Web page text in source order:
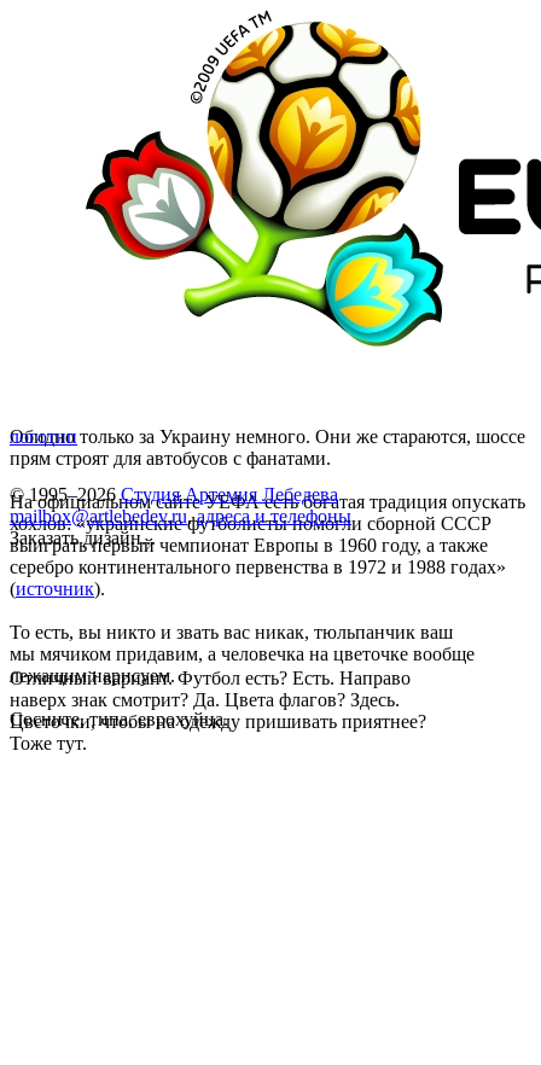
Обидно только за Украину немного. Они же стараются, шоссе
прям строят для автобусов с фанатами.
На официальном сайте УЕФА есть богатая традиция опускать
хохлов: «украинские футболисты помогли сборной СССР
выиграть первый чемпионат Европы в 1960 году, а также
серебро континентального первенства в 1972 и 1988 годах»
(источник).
То есть, вы никто и звать вас никак, тюльпанчик ваш
мы мячиком придавим, а человечка на цветочке вообще
лежащим нарисуем.
Сосните, типа, еврохуйца.
Отличный вариант. Футбол есть? Есть. Направо
наверх знак смотрит? Да. Цвета флагов? Здесь.
Цветочки, чтобы на одежду пришивать приятнее?
Тоже тут.
логотип
© 1995–2026 Студия Артемия Лебедева
mailbox@artlebedev.ru, адреса и телефоны
Заказать дизайн...